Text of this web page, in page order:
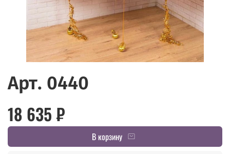
Арт. 0440
18 635 ₽
В корзину